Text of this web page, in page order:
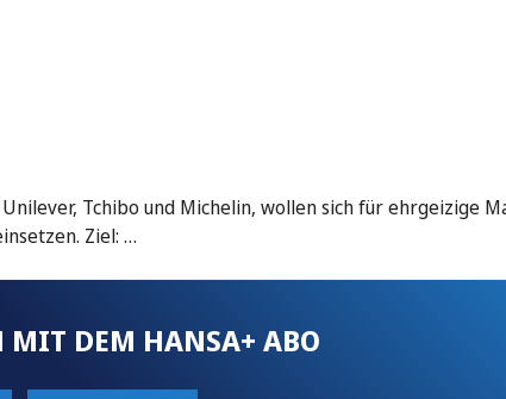
Tchibo und Michelin, wollen sich für ehrgeizige
Ziel: …
MIT DEM HANSA+ ABO